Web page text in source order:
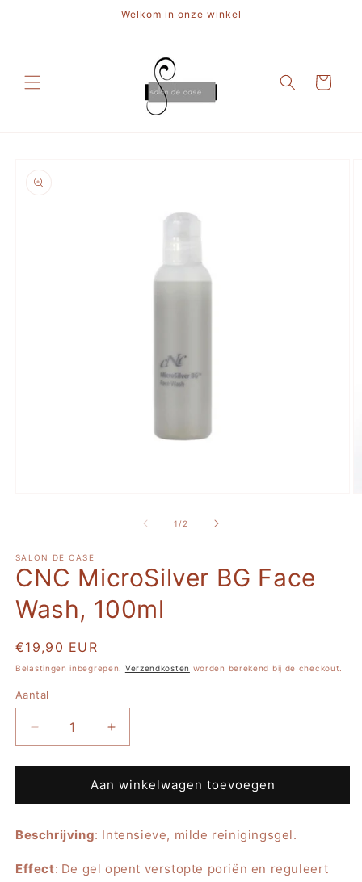
Welkom in onze winkel
Winkelwagen
1 /van
2
SALON DE OASE
CNC MicroSilver BG Face
Wash, 100ml
Normale
prijs
€19,90 EUR
Belastingen inbegrepen. Verzendkosten worden berekend bij de checkout.
Aantal
Aantal
verlagen
voor
MicroSilver
Face
100ml
Aantal
verhogen
voor
CNC
MicroSilver
Face
100ml
Aan winkelwagen toevoegen
Beschrijving: Intensieve, milde reinigingsgel.
Effect: De gel opent verstopte poriën en reguleert